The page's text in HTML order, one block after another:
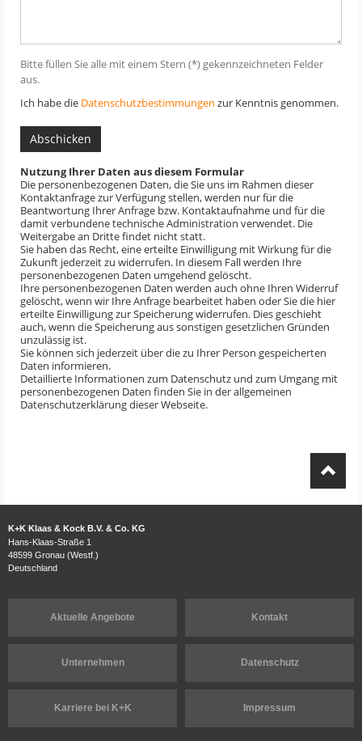
Bitte füllen Sie alle mit einem Stern (*) gekennzeichneten Felder
aus.
Ich habe die Datenschutzbestimmungen zur Kenntnis genommen.
Abschicken
Nutzung Ihrer Daten aus diesem Formular
Die personenbezogenen Daten, die Sie uns im Rahmen dieser
Kontaktanfrage zur Verfügung stellen, werden nur für die
Beantwortung Ihrer Anfrage bzw. Kontaktaufnahme und für die
damit verbundene technische Administration verwendet. Die
Weitergabe an Dritte findet nicht statt.
Sie haben das Recht, eine erteilte Einwilligung mit Wirkung für die
Zukunft jederzeit zu widerrufen. In diesem Fall werden Ihre
personenbezogenen Daten umgehend gelöscht.
Ihre personenbezogenen Daten werden auch ohne Ihren Widerruf
gelöscht, wenn wir Ihre Anfrage bearbeitet haben oder Sie die hier
erteilte Einwilligung zur Speicherung widerrufen. Dies geschieht
auch, wenn die Speicherung aus sonstigen gesetzlichen Gründen
unzulässig ist.
Sie können sich jederzeit über die zu Ihrer Person gespeicherten
Daten informieren.
Detaillierte Informationen zum Datenschutz und zum Umgang mit
personenbezogenen Daten finden Sie in der allgemeinen
Datenschutzerklärung dieser Webseite.
K+K Klaas & Kock B.V. & Co. KG
Hans-Klaas-Straße 1
48599 Gronau (Westf.)
Deutschland
Aktuelle Angebote
Unternehmen
Karriere bei K+K
Kontakt
Datenschutz
Impressum